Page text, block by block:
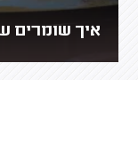
איך שומרים